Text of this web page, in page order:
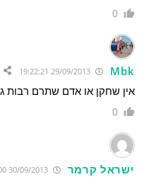
0
Mbk
אין שחקן או אדם שתרם רבות
0
ישראל קרמר 30/09/2013 11:33:00